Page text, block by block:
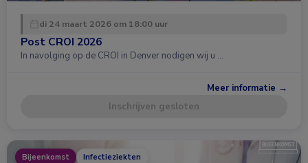
di 24 maart 2026 om 18:00 uur
Post CROI 2026
In navolging op de CROI in Denver nodigen wij u …
Meer informatie →
Inschrijven gesloten
Bijeenkomst Infectieziekten